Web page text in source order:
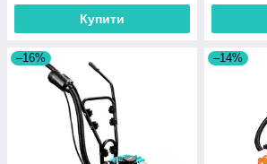
Купити
–16% –14%